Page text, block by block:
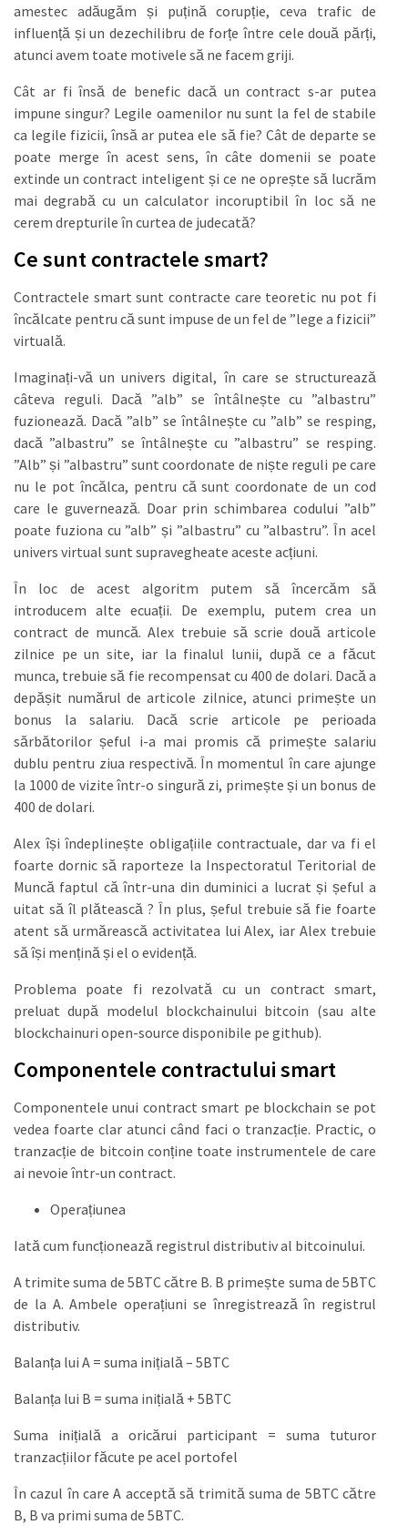
amestec adăugăm și puțină corupție, ceva trafic de
influență și un dezechilibru de forțe între cele două părți,
atunci avem toate motivele să ne facem griji.
Cât ar fi însă de benefic dacă un contract s-ar putea
impune singur? Legile oamenilor nu sunt la fel de stabile
ca legile fizicii, însă ar putea ele să fie? Cât de departe se
poate merge în acest sens, în câte domenii se poate
extinde un contract inteligent și ce ne oprește să lucrăm
mai degrabă cu un calculator incoruptibil în loc să ne
cerem drepturile în curtea de judecată?
Ce sunt contractele smart?
Contractele smart sunt contracte care teoretic nu pot fi
încălcate pentru că sunt impuse de un fel de ”lege a fizicii”
virtuală.
Imaginați-vă un univers digital, în care se structurează
câteva reguli. Dacă ”alb” se întâlnește cu ”albastru”
fuzionează. Dacă ”alb” se întâlnește cu ”alb” se resping,
dacă ”albastru” se întâlnește cu ”albastru” se resping.
”Alb” și ”albastru” sunt coordonate de niște reguli pe care
nu le pot încălca, pentru că sunt coordonate de un cod
care le guvernează. Doar prin schimbarea codului ”alb”
poate fuziona cu ”alb” și ”albastru” cu ”albastru”. În acel
univers virtual sunt supravegheate aceste acțiuni.
În loc de acest algoritm putem să încercăm să
introducem alte ecuații. De exemplu, putem crea un
contract de muncă. Alex trebuie să scrie două articole
zilnice pe un site, iar la finalul lunii, după ce a făcut
munca, trebuie să fie recompensat cu 400 de dolari. Dacă a
depășit numărul de articole zilnice, atunci primește un
bonus la salariu. Dacă scrie articole pe perioada
sărbătorilor șeful i-a mai promis că primește salariu
dublu pentru ziua respectivă. În momentul în care ajunge
la 1000 de vizite într-o singură zi, primește și un bonus de
400 de dolari.
Alex își îndeplinește obligațiile contractuale, dar va fi el
foarte dornic să raporteze la Inspectoratul Teritorial de
Muncă faptul că într-una din duminici a lucrat și șeful a
uitat să îl plătească ? În plus, șeful trebuie să fie foarte
atent să urmărească activitatea lui Alex, iar Alex trebuie
să își mențină și el o evidență.
Problema poate fi rezolvată cu un contract smart,
preluat după modelul blockchainului bitcoin (sau alte
blockchainuri open-source disponibile pe github).
Componentele contractului smart
Componentele unui contract smart pe blockchain se pot
vedea foarte clar atunci când faci o tranzacție. Practic, o
tranzacție de bitcoin conține toate instrumentele de care
ai nevoie într-un contract.
Operațiunea
Iată cum funcționează registrul distributiv al bitcoinului.
A trimite suma de 5BTC către B. B primește suma de 5BTC
de la A. Ambele operațiuni se înregistrează în registrul
distributiv.
Balanța lui A = suma inițială – 5BTC
Balanța lui B = suma inițială + 5BTC
Suma inițială a oricărui participant = suma tuturor
tranzacțiilor făcute pe acel portofel
În cazul în care A acceptă să trimită suma de 5BTC către
B, B va primi suma de 5BTC.